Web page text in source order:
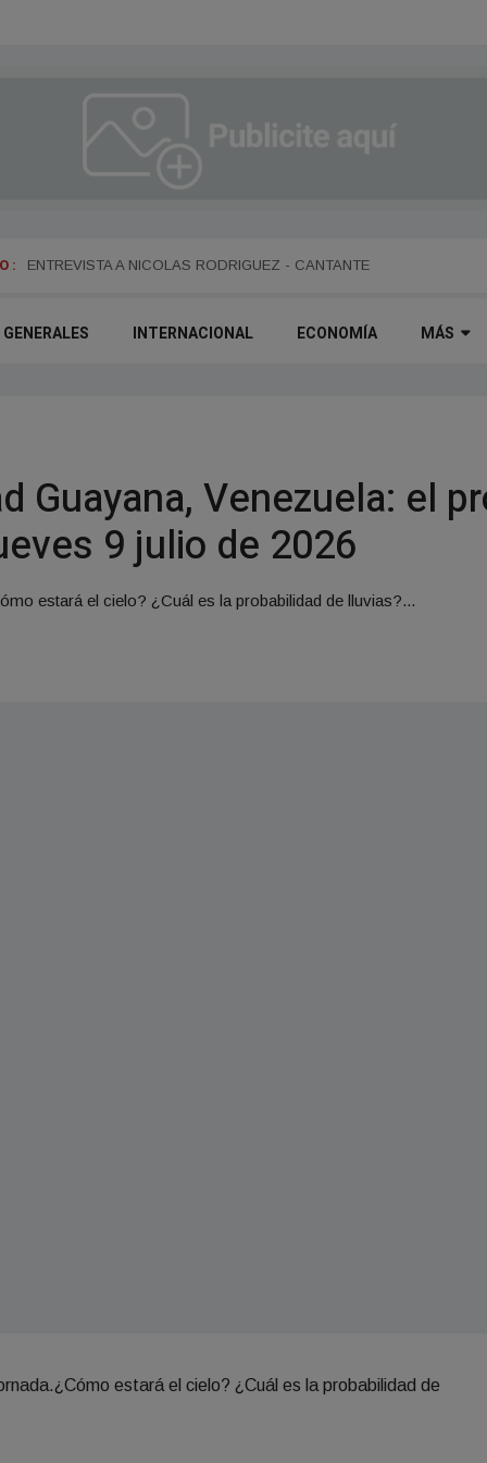
: ENTREVISTA A DANIEL DARTIGUELONGUE - FUNDADOR DE LA
GENERALES INTERNACIONAL ECONOMÍA MÁS
Guayana, Venezuela: el
9 julio de 2026
estará el cielo? ¿Cuál es la probabilidad de lluvias?...
estará el cielo? ¿Cuál es la probabilidad de